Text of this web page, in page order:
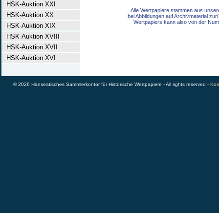
HSK-Auktion XXI
HSK-Auktion XX
HSK-Auktion XIX
HSK-Auktion XVIII
HSK-Auktion XVII
HSK-Auktion XVI
Alle Wertpapiere stammen aus
bei Abbildungen auf Archivmaterial
Wertpapiers kann also von der
© 2026 Hanseatisches Sammlerkontor für Historische Wertpapiere - All rights reserved -